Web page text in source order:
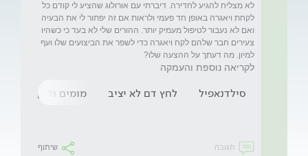
לא מצליח להגיע לחדירה. דיברתי עם אורולוג שהציע לי קודם כל
לקחת ויאגרה באופן חד פעמי ולראות אם זה יפתור לי את הבעיה
ואם לא נעבור לטיפול מעמיק יותר. ההורים שלי לא בעד כי כשהיו
צעירים חבר שלהם לקח ויאגרה כדי לשפר את הביצועים שלו ועף
למיון. מה דעתך על ההצעה שלו?
לקריאה נוספת והעמקה
סילדנאפיל לחץ דם לא יציב מומים וליקויים
תגובה שיתוף